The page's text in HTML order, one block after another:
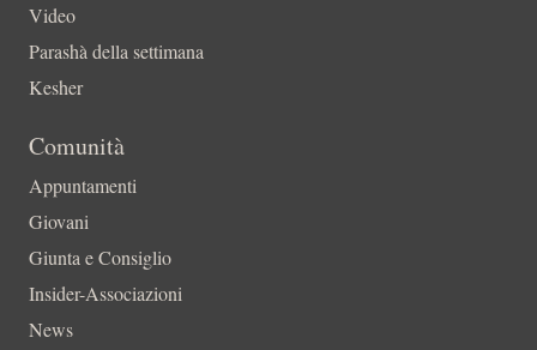
Video
Parashà della settimana
Kesher
Comunità
Appuntamenti
Giovani
Giunta e Consiglio
Insider-Associazioni
News